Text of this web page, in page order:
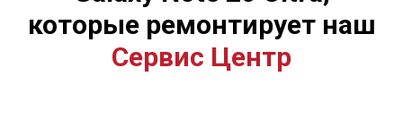
которые ремонтирует наш
Сервис Центр